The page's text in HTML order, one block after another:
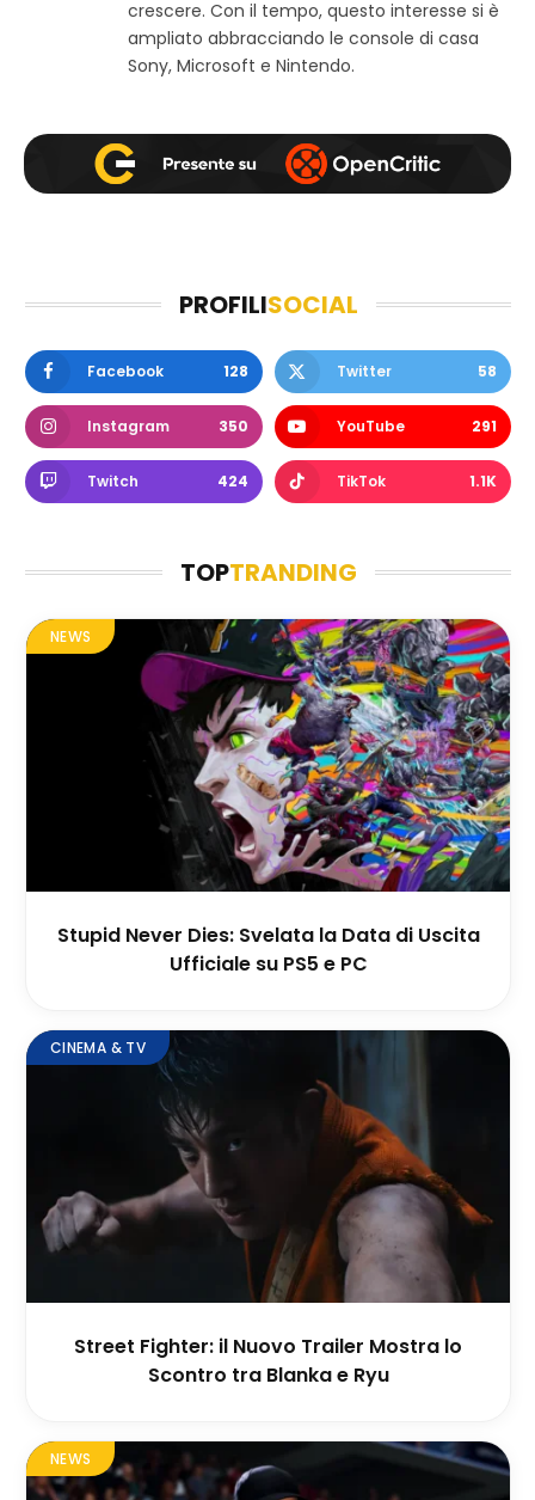
crescere. Con il tempo, questo interesse si è
ampliato abbracciando le console di casa
Sony, Microsoft e Nintendo.
PROFILISOCIAL
Facebook 128 Twitter 58
Instagram 350 YouTube 291
Twitch 424 TikTok 1.1K
TOPTRANDING
NEWS
Stupid Never Dies: Svelata la Data di Uscita
Ufficiale su PS5 e PC
CINEMA & TV
Street Fighter: il Nuovo Trailer Mostra lo
Scontro tra Blanka e Ryu
NEWS